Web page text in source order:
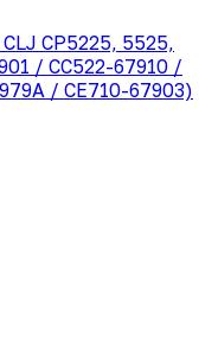
CP5225, 5525,
/ CC522-67910 /
/ CE710-67903)